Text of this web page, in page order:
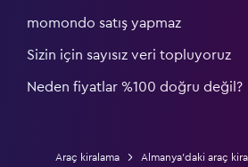
momondo satış yapmaz
Sizin için sayısız veri topluyoruz
Neden fiyatlar %100 doğru değil?
Araç kiralama
Almanya'daki araç